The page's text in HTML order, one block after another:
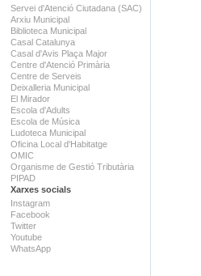
Servei d'Atenció Ciutadana (SAC)
Arxiu Municipal
Biblioteca Municipal
Casal Catalunya
Casal d'Avis Plaça Major
Centre d'Atenció Primària
Centre de Serveis
Deixalleria Municipal
El Mirador
Escola d'Adults
Escola de Música
Ludoteca Municipal
Oficina Local d'Habitatge
OMIC
Organisme de Gestió Tributària
PIPAD
Xarxes socials
Instagram
Facebook
Twitter
Youtube
WhatsApp